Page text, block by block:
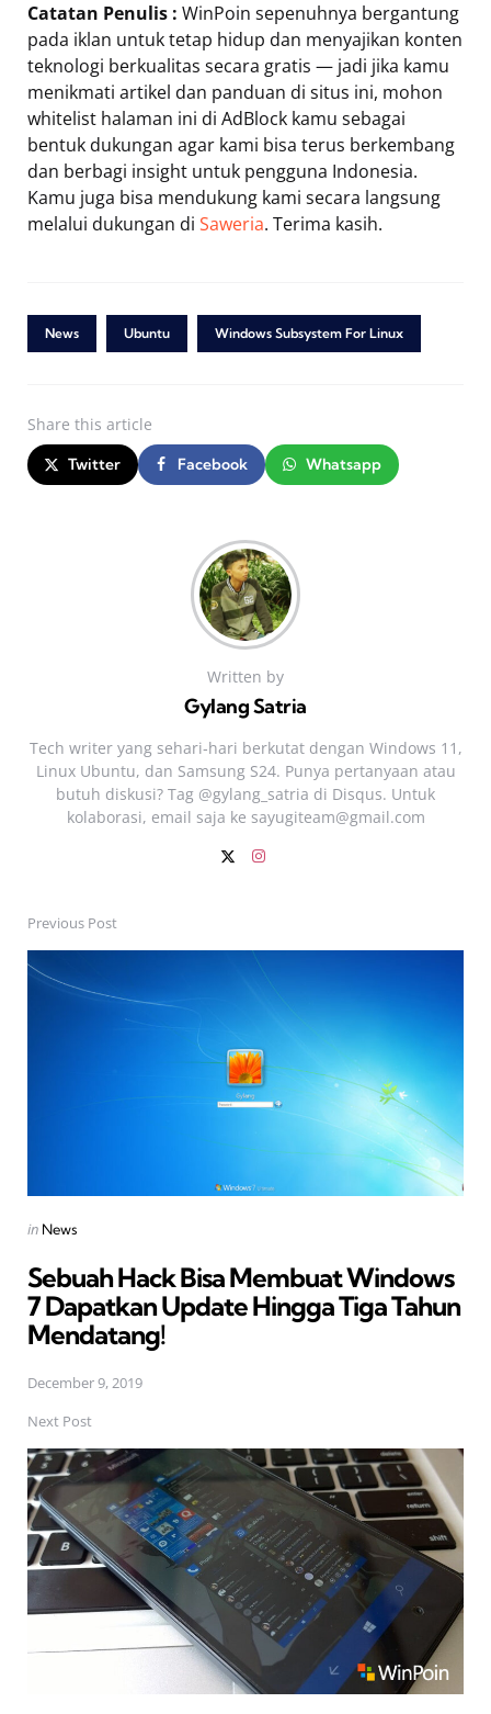
Catatan Penulis : WinPoin sepenuhnya bergantung
pada iklan untuk tetap hidup dan menyajikan konten
teknologi berkualitas secara gratis — jadi jika kamu
menikmati artikel dan panduan di situs ini, mohon
whitelist halaman ini di AdBlock kamu sebagai
bentuk dukungan agar kami bisa terus berkembang
dan berbagi insight untuk pengguna Indonesia.
Kamu juga bisa mendukung kami secara langsung
melalui dukungan di Saweria. Terima kasih.
News Ubuntu Windows Subsystem For Linux
Share this article
Twitter Facebook Whatsapp
Written by
Gylang Satria
Tech writer yang sehari‑hari berkutat dengan Windows 11,
Linux Ubuntu, dan Samsung S24. Punya pertanyaan atau
butuh diskusi? Tag @gylang_satria di Disqus. Untuk
kolaborasi, email saja ke sayugiteam@gmail.com
Post
navigation
Previous Post
Posted
in News
Sebuah Hack Bisa Membuat Windows
7 Dapatkan Update Hingga Tiga Tahun
Mendatang!
December 9, 2019
Next Post